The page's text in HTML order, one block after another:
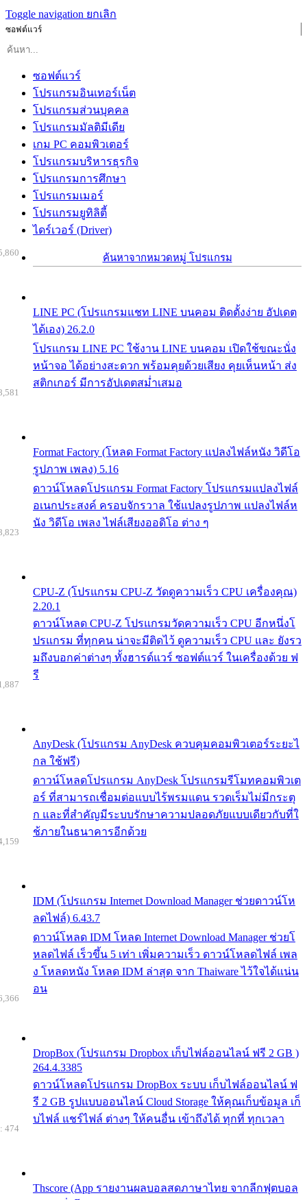
Toggle navigation ยกเลิก
ซอฟต์แวร์
ซอฟต์แวร์
โปรแกรมอินเทอร์เน็ต
โปรแกรมส่วนบุคคล
โปรแกรมมัลติมีเดีย
เกม PC คอมพิวเตอร์
โปรแกรมบริหารธุรกิจ
โปรแกรมการศึกษา
โปรแกรมเมอร์
โปรแกรมยูทิลิตี้
ไดร์เวอร์ (Driver)
ค้นหาจากหมวดหมู่ โปรแกรม
LINE PC (โปรแกรมแชท LINE บนคอม ติดตั้งง่าย อัปเดต
ได้เอง) 26.2.0
โปรแกรม LINE PC ใช้งาน LINE บนคอม เปิดใช้ขณะนั่ง
หน้าจอ ได้อย่างสะดวก พร้อมคุยด้วยเสียง คุยเห็นหน้า ส่ง
สติกเกอร์ มีการอัปเดตสม่ำเสมอ
Format Factory (โหลด Format Factory แปลงไฟล์หนัง วิดีโอ
รูปภาพ เพลง) 5.16
ดาวน์โหลดโปรแกรม Format Factory โปรแกรมแปลงไฟล์
อเนกประสงค์ ครอบจักรวาล ใช้แปลงรูปภาพ แปลงไฟล์ห
นัง วิดีโอ เพลง ไฟล์เสียงออดิโอ ต่าง ๆ
CPU-Z (โปรแกรม CPU-Z วัดดูความเร็ว CPU เครื่องคุณ)
2.20.1
ดาวน์โหลด CPU-Z โปรแกรมวัดความเร็ว CPU อีกหนึ่งโ
ปรแกรม ที่ทุกคน น่าจะมีติดไว้ ดูความเร็ว CPU และ ยังรว
มถึงบอกค่าต่างๆ ทั้งฮารด์แวร์ ซอฟต์แวร์ ในเครื่องด้วย ฟ
รี
AnyDesk (โปรแกรม AnyDesk ควบคุมคอมพิวเตอร์ระยะไ
กล ใช้ฟรี)
ดาวน์โหลดโปรแกรม AnyDesk โปรแกรมรีโมทคอมพิวเต
อร์ ที่สามารถเชื่อมต่อแบบไร้พรมแดน รวดเร็มไม่มีกระตุ
ก และที่สำคัญมีระบบรักษาความปลอดภัยแบบเดียวกับที่ใ
ช้ภายในธนาคารอีกด้วย
IDM (โปรแกรม Internet Download Manager ช่วยดาวน์โห
ลดไฟล์) 6.43.7
ดาวน์โหลด IDM โหลด Internet Download Manager ช่วยโ
หลดไฟล์ เร็วขึ้น 5 เท่า เพิ่มความเร็ว ดาวน์โหลดไฟล์ เพล
ง โหลดหนัง โหลด IDM ล่าสุด จาก Thaiware ไว้ใจได้แน่น
อน
DropBox (โปรแกรม Dropbox เก็บไฟล์ออนไลน์ ฟรี 2 GB )
264.4.3385
ดาวน์โหลดโปรแกรม DropBox ระบบ เก็บไฟล์ออนไลน์ ฟ
รี 2 GB รูปแบบออนไลน์ Cloud Storage ให้คุณเก็บข้อมูล เก็
บไฟล์ แชร์ไฟล์ ต่างๆ ให้คนอื่น เข้าถึงได้ ทุกที่ ทุกเวลา
Thscore (App รายงานผลบอลสดภาษาไทย จากลีกฟุตบอล
474